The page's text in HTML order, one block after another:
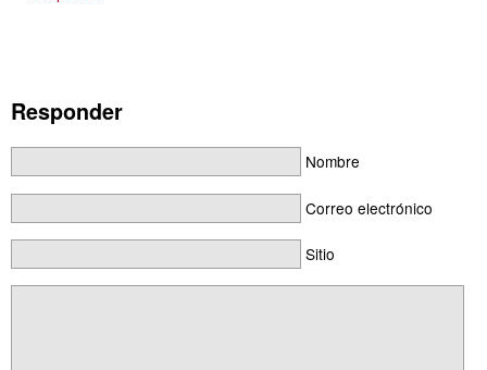
Responder
Nombre
Correo electrónico
Sitio